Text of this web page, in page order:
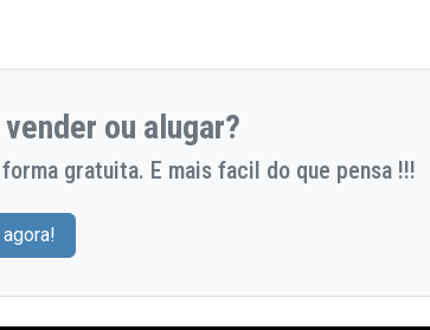
ou alugar?
gratuita. E mais facil do que pensa !!!